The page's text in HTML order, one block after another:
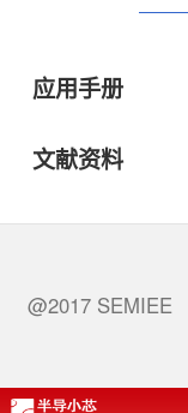
应用手册
文献资料
@2017 SEMIEE